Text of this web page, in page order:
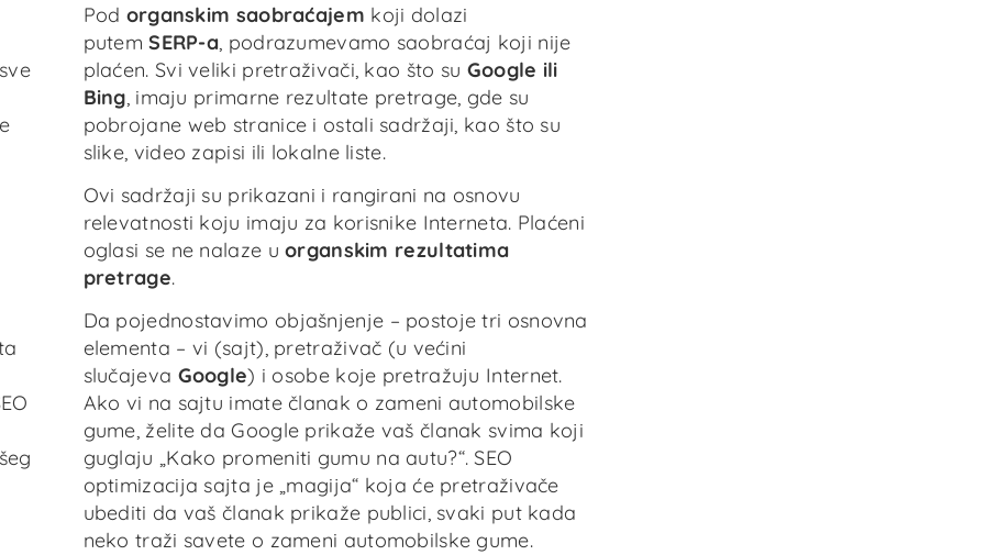
Pod organskim saobraćajem koji dolazi
putemSERP-a , podrazumevamo saobraćaj koji nije
plaćen. Svi veliki pretraživači, kao što su Google ili
Bing , imaju primarne rezultate pretrage, gde su
pobrojane web stranice i ostali sadržaji, kao što su
slike, video zapisi ili lokalne liste.
Ovi sadržaji su prikazani i rangirani na osnovu
relevatnosti koju imaju za korisnike Interneta. Plaćeni
oglasi se ne nalaze uorganskim rezultatima
pretrage.
Da pojednostavimo objašnjenje – postoje tri osnovna
elementa – vi (sajt), pretraživač (u većini
slučajeva Google) i osobe koje pretražuju Internet.
Ako vi na sajtu imate članak o zameni automobilske
gume, želite da Google prikaže vaš članak svima koji
guglaju „Kako promeniti gumu na autu?“. SEO
optimizacija sajta je „magija“ koja će pretraživače
ubediti da vaš članak prikaže publici, svaki put kada
neko traži savete o zameni automobilske gume.